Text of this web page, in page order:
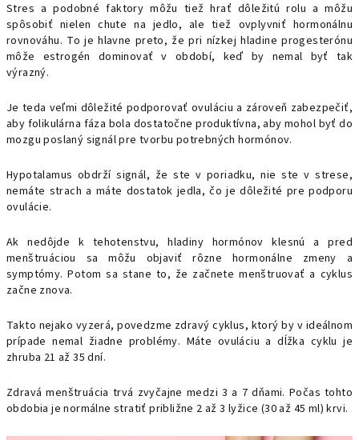
Stres a podobné faktory môžu tiež hrať dôležitú rolu a môžu
spôsobiť nielen chute na jedlo, ale tiež ovplyvniť hormonálnu
rovnováhu. To je hlavne preto, že pri nízkej hladine progesterónu
môže estrogén dominovať v období, keď by nemal byť tak
výrazný.
Je teda veľmi dôležité podporovať ovuláciu a zároveň zabezpečiť,
aby folikulárna fáza bola dostatočne produktívna, aby mohol byť do
mozgu poslaný signál pre tvorbu potrebných hormónov.
Hypotalamus obdrží signál, že ste v poriadku, nie ste v strese,
nemáte strach a máte dostatok jedla, čo je dôležité pre podporu
ovulácie.
Ak nedôjde k tehotenstvu, hladiny hormónov klesnú a pred
menštruáciou sa môžu objaviť rôzne hormonálne zmeny a
symptómy. Potom sa stane to, že začnete menštruovať a cyklus
začne znova.
Takto nejako vyzerá, povedzme zdravý cyklus, ktorý by v ideálnom
prípade nemal žiadne problémy. Máte ovuláciu a dĺžka cyklu je
zhruba 21 až 35 dní.
Zdravá menštruácia trvá zvyčajne medzi 3 a 7 dňami. Počas tohto
obdobia je normálne stratiť približne 2 až 3 lyžice (30 až 45 ml) krvi.